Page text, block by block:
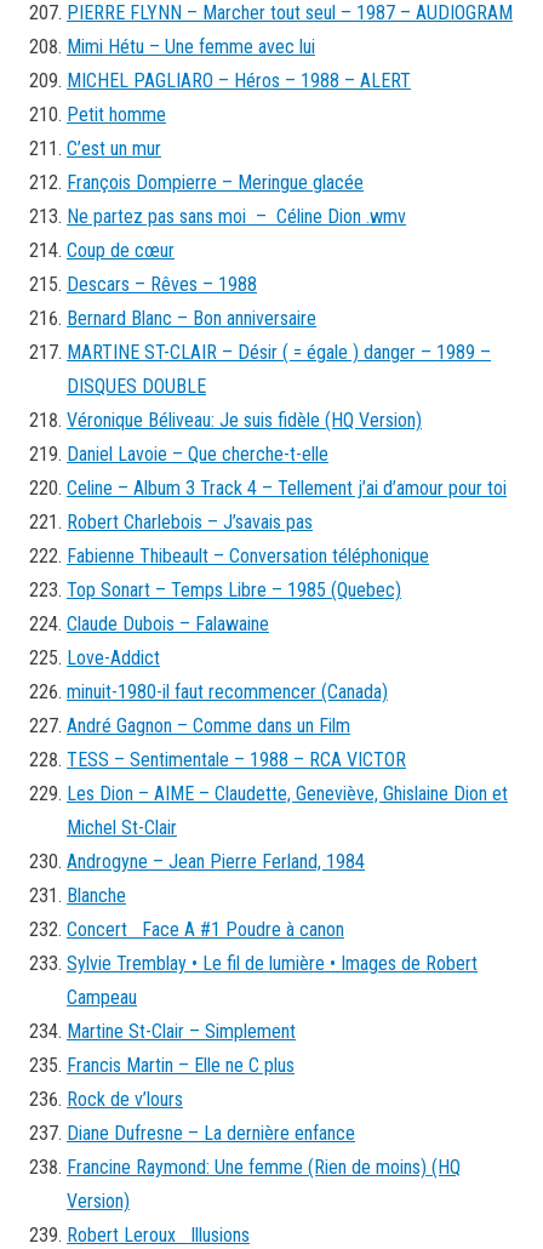
PIERRE FLYNN – Marcher tout seul – 1987 – AUDIOGRAM
Mimi Hétu – Une femme avec lui
MICHEL PAGLIARO – Héros – 1988 – ALERT
Petit homme
C’est un mur
François Dompierre – Meringue glacée
Ne partez pas sans moi – Céline Dion .wmv
Coup de cœur
Descars – Rêves – 1988
Bernard Blanc – Bon anniversaire
MARTINE ST-CLAIR – Désir ( = égale ) danger – 1989 –
DISQUES DOUBLE
Véronique Béliveau: Je suis fidèle (HQ Version)
Daniel Lavoie – Que cherche-t-elle
Celine – Album 3 Track 4 – Tellement j’ai d’amour pour toi
Robert Charlebois – J’savais pas
Fabienne Thibeault – Conversation téléphonique
Top Sonart – Temps Libre – 1985 (Quebec)
Claude Dubois – Falawaine
Love-Addict
minuit-1980-il faut recommencer (Canada)
André Gagnon – Comme dans un Film
TESS – Sentimentale – 1988 – RCA VICTOR
Les Dion – AIME – Claudette, Geneviève, Ghislaine Dion et
Michel St-Clair
Androgyne – Jean Pierre Ferland, 1984
Blanche
Concert Face A #1 Poudre à canon
Sylvie Tremblay • Le fil de lumière • Images de Robert
Campeau
Martine St-Clair – Simplement
Francis Martin – Elle ne C plus
Rock de v’lours
Diane Dufresne – La dernière enfance
Francine Raymond: Une femme (Rien de moins) (HQ
Version)
Robert Leroux Illusions